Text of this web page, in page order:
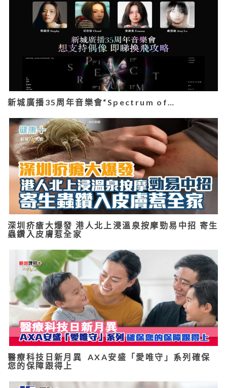
新城廣播35周年音樂會“Spectrum of…
深圳疥瘡大爆發 港人北上浸溫泉按摩勁易中招 寄生
蟲鑽入皮膚惹全家
醫療科技日新月異 AXA安盛「愛唯守」系列確保
您的保障跟得上